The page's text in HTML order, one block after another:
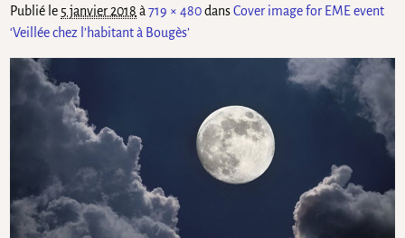
Publié le 5 janvier 2018 à719 × 480dansCover image for EME event
‘Veillée chez l’habitant à Bougès’